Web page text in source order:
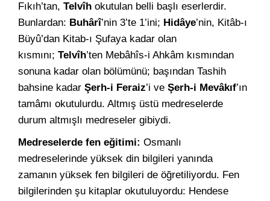
Fıkıh’tan, Telvîh okutulan belli başlı eserlerdir.
Bunlardan: Buhârî’nin 3’te 1’ini; Hidâye’nin, Kitâb-ı
Büyû’dan Kitab-ı Şufaya kadar olan
kısmını; Telvîh’ten Mebâhîs-i Ahkâm kısmından
sonuna kadar olan bölümünü; başından Tashih
bahsine kadar Şerh-i Feraiz’i ve Şerh-i Mevâkıf’ın
tamâmı okutulurdu. Altmış üstü medreselerde
durum altmışlı medreseler gibiydi.
Medreselerde fen eğitimi: Osmanlı
medreselerinde yüksek din bilgileri yanında
zamanın yüksek fen bilgileri de öğretiliyordu. Fen
bilgilerinden şu kitaplar okutuluyordu: Hendese